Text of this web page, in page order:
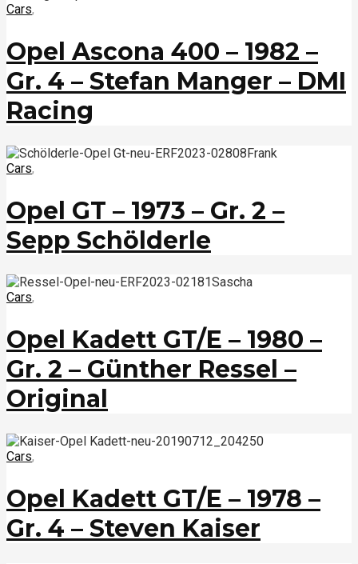
Cars,
Opel Ascona 400 – 1982 –
Gr. 4 – Stefan Manger – DMI
Racing
Cars,
Opel GT – 1973 – Gr. 2 –
Sepp Schölderle
Cars,
Opel Kadett GT/E – 1980 –
Gr. 2 – Günther Ressel –
Original
Cars,
Opel Kadett GT/E – 1978 –
Gr. 4 – Steven Kaiser